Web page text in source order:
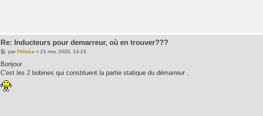
Re: Inducteurs pour demarreur, où en trouver???
M
s
a
g
e
parFilitosa » 21 nov. 2020, 13:13
Bonjour
C'est les 2 bobines qui constituent la partie statique du démarreur .